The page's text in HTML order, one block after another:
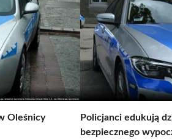
Oleśnicy
Policjanci edukują
bezpiecznego